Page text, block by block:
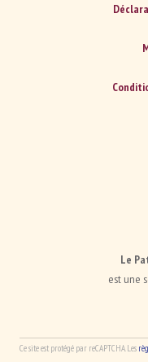
Le
est une
Ce site est protégé par reCAPTCHA. Les